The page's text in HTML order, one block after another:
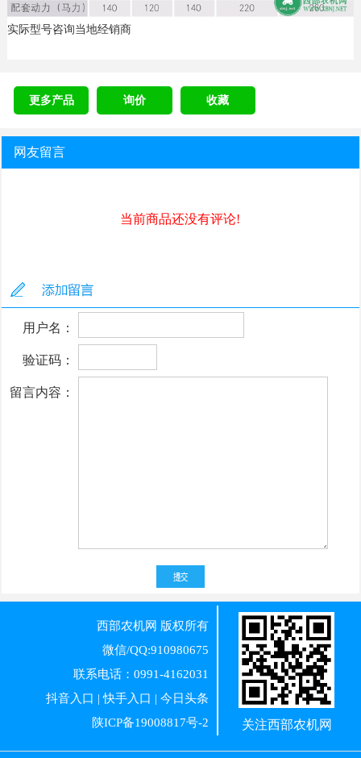
实际型号咨询当地经销商
更多产品 询价 收藏
网友留言
当前商品还没有评论!
用户名：
验证码：
留言内容：
西部农机网 版权所有
微信/QQ:910980675
联系电话：0991-4162031
抖音入口 |快手入口 | 今日头条
陕ICP备19008817号-2
关注西部农机网